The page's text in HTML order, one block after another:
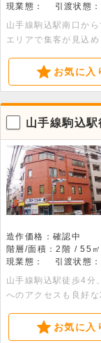
現業態：
引渡状態
山手線駒込駅南口か
エリアで集客が見込
せください。お気に入
山手線駒込
店舗物件。
造作価格：確認中
階層/面積：2階 / 55
現業態：
引渡状態
山手線駒込駅徒歩4分
へのアクセスも良好
お気に入